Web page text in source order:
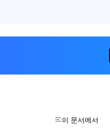
이 문서에서